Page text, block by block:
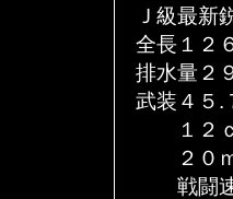
Ｊ級最新
全長１２
排水量２
武装４５.
１２ｃ
２０ｍ
戦闘速